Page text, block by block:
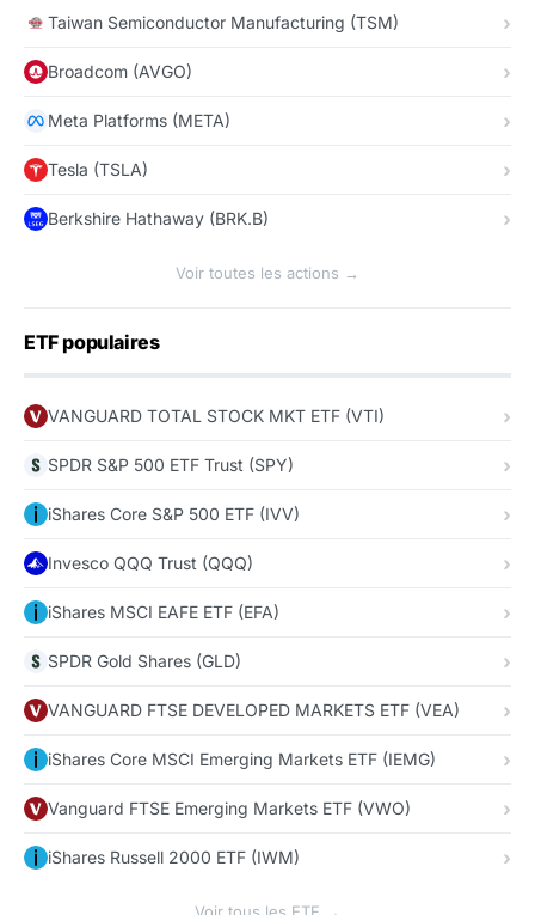
Taiwan Semiconductor Manufacturing (TSM)
Broadcom (AVGO)
Meta Platforms (META)
Tesla (TSLA)
Berkshire Hathaway (BRK.B)
Voir toutes les actions →
ETF populaires
VANGUARD TOTAL STOCK MKT ETF (VTI)
SPDR S&P 500 ETF Trust (SPY)
iShares Core S&P 500 ETF (IVV)
Invesco QQQ Trust (QQQ)
iShares MSCI EAFE ETF (EFA)
SPDR Gold Shares (GLD)
VANGUARD FTSE DEVELOPED MARKETS ETF (VEA)
iShares Core MSCI Emerging Markets ETF (IEMG)
Vanguard FTSE Emerging Markets ETF (VWO)
iShares Russell 2000 ETF (IWM)
Voir tous les ETF →